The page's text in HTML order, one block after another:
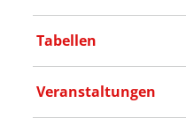
Tabellen
Veranstaltungen